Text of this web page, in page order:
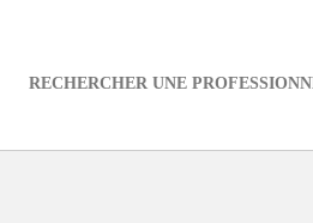
RECHERCHER UNE